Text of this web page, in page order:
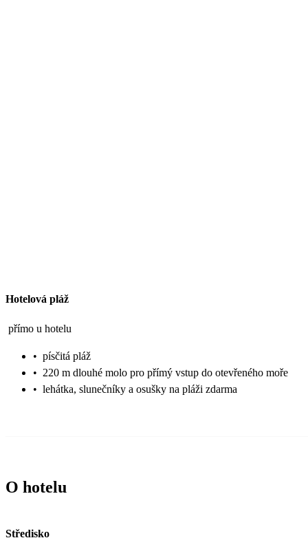
Hotelová pláž
přímo u hotelu
• písčitá pláž
• 220 m dlouhé molo pro přímý vstup do otevřeného moře
• lehátka, slunečníky a osušky na pláži zdarma
O hotelu
Středisko